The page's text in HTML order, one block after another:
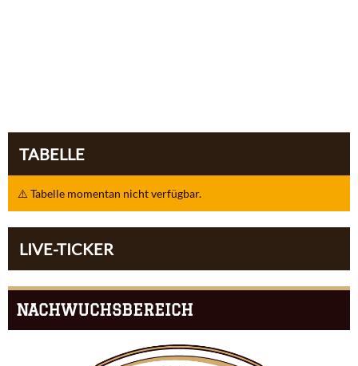
TABELLE
⚠️ Tabelle momentan nicht verfügbar.
LIVE-TICKER
NACHWUCHSBEREICH